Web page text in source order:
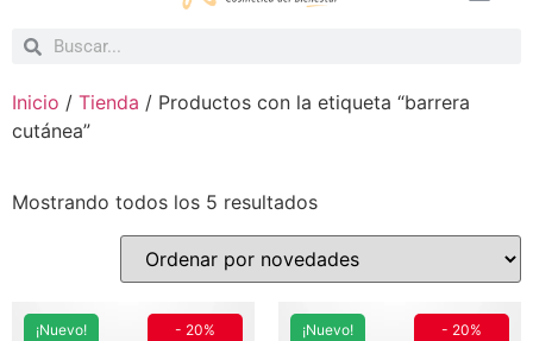
Inicio / Tienda / Productos con la etiqueta “barrera
cutánea”
Mostrando todos los 5 resultados
¡Nuevo! - 20% ¡Nuevo! - 20%